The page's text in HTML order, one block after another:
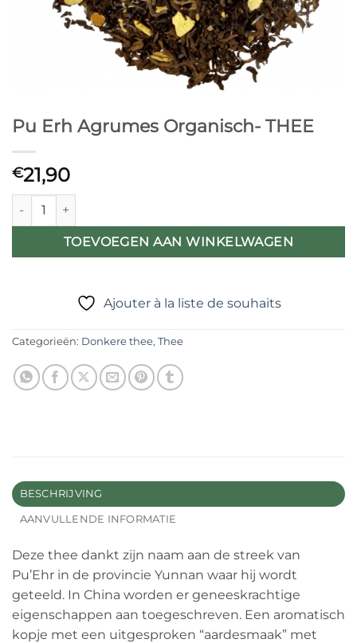
Pu Erh Agrumes Organisch- THEE
€21,90
Pu Erh Agrumes Organisch- THEE aantal
TOEVOEGEN AAN WINKELWAGEN
Ajouter à la liste de souhaits
Categorieën: Donkere thee, Thee
BESCHRIJVING
AANVULLENDE INFORMATIE
Deze thee dankt zijn naam aan de streek van
Pu’Ehr in de provincie Yunnan waar hij wordt
geteeld. In China worden er geneeskrachtige
eigenschappen aan toegeschreven. Een aromatisch
kopje met een uitgesproken “aardesmaak” met